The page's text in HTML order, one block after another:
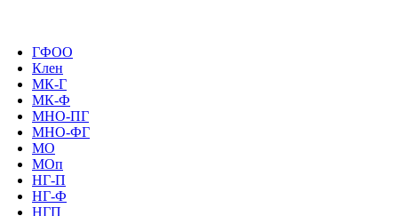
ГФОО
Клен
МК-Г
МК-Ф
МНО-ПГ
МНО-ФГ
МО
МОп
НГ-П
НГ-Ф
НГП